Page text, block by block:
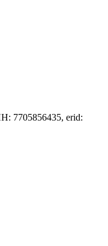
7705856435, erid: